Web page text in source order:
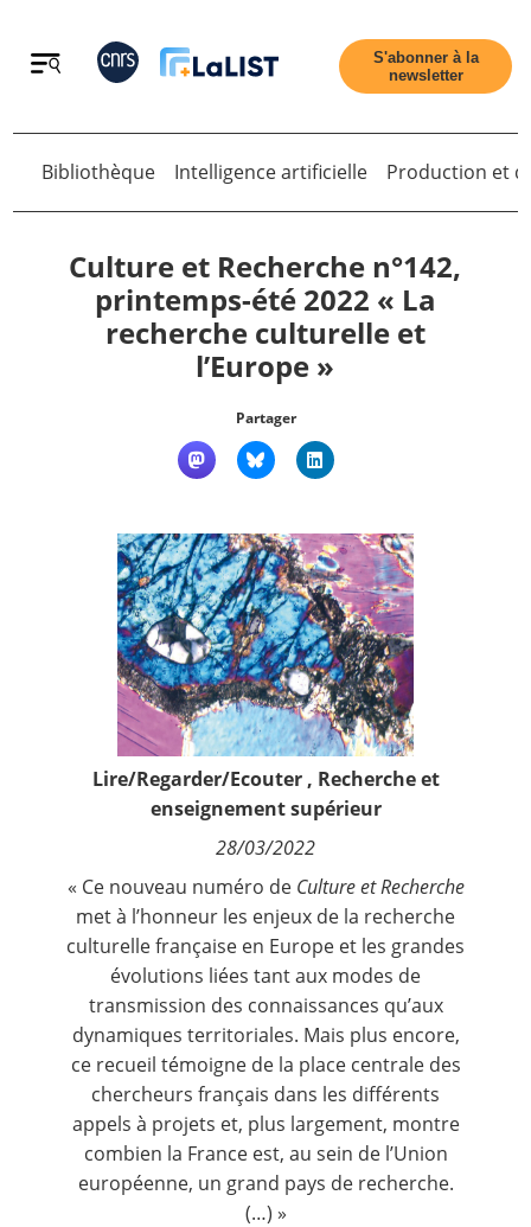
Retour
Qui sommes nous ?
Nous suivre
S'abonner à la
newsletter
Retour
Bibliothèque Intelligence artificielle Production et
Culture et Recherche n°142,
printemps-été 2022 « La
recherche culturelle et
l’Europe »
Partager
Lire/Regarder/Ecouter, Recherche et
enseignement supérieur
28/03/2022
« Ce nouveau numéro deCulture et Recherche
met à l’honneur les enjeux de la recherche
culturelle française en Europe et les grandes
évolutions liées tant aux modes de
transmission des connaissances qu’aux
dynamiques territoriales. Mais plus encore,
ce recueil témoigne de la place centrale des
chercheurs français dans les différents
appels à projets et, plus largement, montre
combien la France est, au sein de l’Union
européenne, un grand pays de recherche.
(…) »